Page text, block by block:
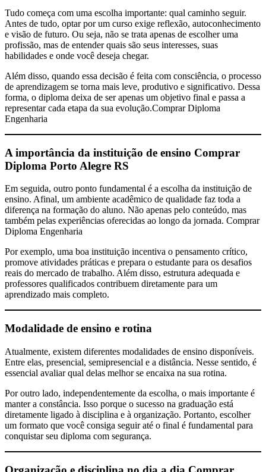
Tudo começa com uma escolha importante: qual caminho seguir.
Antes de tudo, optar por um curso exige reflexão, autoconhecimento
e visão de futuro. Ou seja, não se trata apenas de escolher uma
profissão, mas de entender quais são seus interesses, suas
habilidades e onde você deseja chegar.
Além disso, quando essa decisão é feita com consciência, o processo
de aprendizagem se torna mais leve, produtivo e significativo. Dessa
forma, o diploma deixa de ser apenas um objetivo final e passa a
representar cada etapa da sua evolução.Comprar Diploma
Engenharia
A importância da instituição de ensino Comprar
Diploma Porto Alegre RS
Em seguida, outro ponto fundamental é a escolha da instituição de
ensino. Afinal, um ambiente acadêmico de qualidade faz toda a
diferença na formação do aluno. Não apenas pelo conteúdo, mas
também pelas experiências oferecidas ao longo da jornada. Comprar
Diploma Engenharia
Por exemplo, uma boa instituição incentiva o pensamento crítico,
promove atividades práticas e prepara o estudante para os desafios
reais do mercado de trabalho. Além disso, estrutura adequada e
professores qualificados contribuem diretamente para um
aprendizado mais completo.
Modalidade de ensino e rotina
Atualmente, existem diferentes modalidades de ensino disponíveis.
Entre elas, presencial, semipresencial e a distância. Nesse sentido, é
essencial avaliar qual delas melhor se encaixa na sua rotina.
Por outro lado, independentemente da escolha, o mais importante é
manter a constância. Isso porque o sucesso na graduação está
diretamente ligado à disciplina e à organização. Portanto, escolher
um formato que você consiga seguir até o final é fundamental para
conquistar seu diploma com segurança.